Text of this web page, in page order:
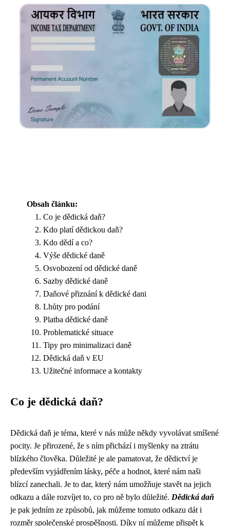
Obsah článku:
Co je dědická daň?
Kdo platí dědickou daň?
Kdo dědí a co?
Výše dědické daně
Osvobození od dědické daně
Sazby dědické daně
Daňové přiznání k dědické dani
Lhůty pro podání
Platba dědické daně
Problematické situace
Tipy pro minimalizaci daně
Dědická daň v EU
Užitečné informace a kontakty
Co je dědická daň?
Dědická daň je téma, které v nás může někdy vyvolávat smíšené
pocity. Je přirozené, že s ním přichází i myšlenky na ztrátu
blízkého člověka. Důležité je ale pamatovat, že dědictví je
především vyjádřením lásky, péče a hodnot, které nám naši
blízcí zanechali. Je to dar, který nám umožňuje stavět na jejich
odkazu a dále rozvíjet to, co pro ně bylo důležité. Dědická daň
je pak jedním ze způsobů, jak můžeme tomuto odkazu dát i
rozměr společenské prospěšnosti. Díky ní můžeme přispět k